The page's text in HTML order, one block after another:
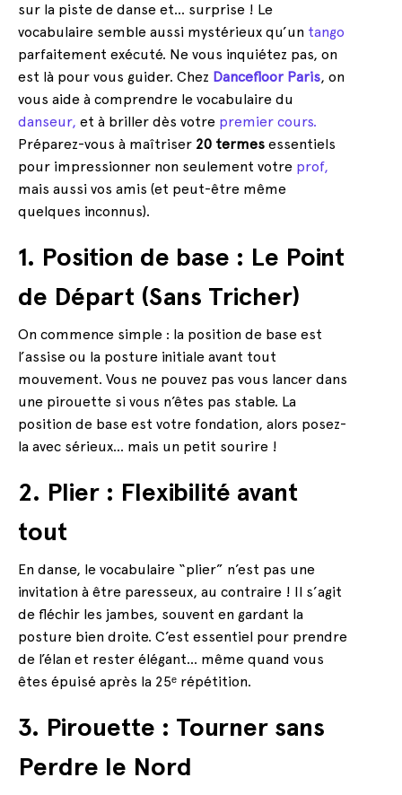
sur la piste de danse et… surprise ! Le
vocabulaire semble aussi mystérieux qu’un tango
parfaitement exécuté. Ne vous inquiétez pas, on
est là pour vous guider. Chez Dancefloor Paris, on
vous aide à comprendre le vocabulaire du
danseur, et à briller dès votre premier cours.
Préparez-vous à maîtriser 20 termes essentiels
pour impressionner non seulement votre prof,
mais aussi vos amis (et peut-être même
quelques inconnus).
1. Position de base : Le Point
de Départ (Sans Tricher)
On commence simple : la position de base est
l’assise ou la posture initiale avant tout
mouvement. Vous ne pouvez pas vous lancer dans
une pirouette si vous n’êtes pas stable. La
position de base est votre fondation, alors posez-
la avec sérieux… mais un petit sourire !
2. Plier : Flexibilité avant
tout
En danse, le vocabulaire “plier” n’est pas une
invitation à être paresseux, au contraire ! Il s’agit
de fléchir les jambes, souvent en gardant la
posture bien droite. C’est essentiel pour prendre
de l’élan et rester élégant… même quand vous
êtes épuisé après la 25ᵉ répétition.
3. Pirouette : Tourner sans
Perdre le Nord